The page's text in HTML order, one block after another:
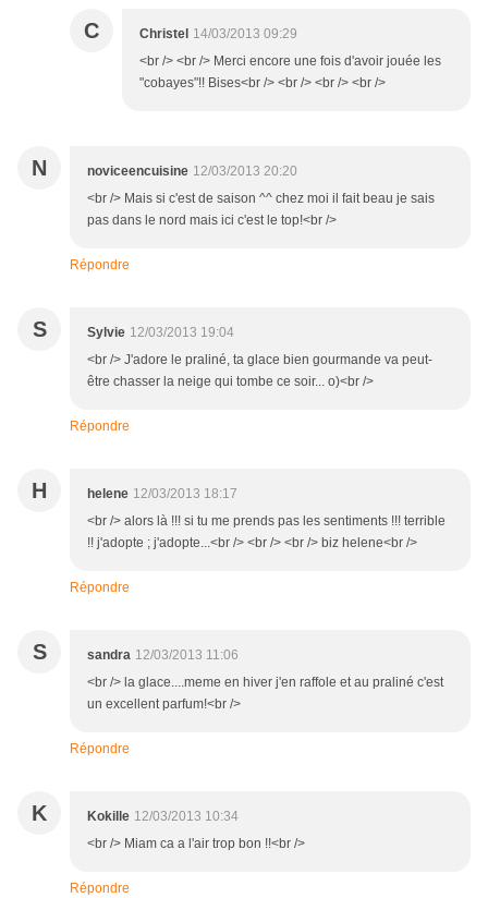
C Christel 14/03/2013 09:29
<br /> <br /> Merci encore une fois d'avoir jouée les
"cobayes"!! Bises<br /> <br /> <br /> <br />
N noviceencuisine 12/03/2013 20:20
<br /> Mais si c'est de saison ^^ chez moi il fait beau je sais
pas dans le nord mais ici c'est le top!<br />
Répondre
S Sylvie 12/03/2013 19:04
<br /> J'adore le praliné, ta glace bien gourmande va peut-
être chasser la neige qui tombe ce soir... o)<br />
Répondre
H helene 12/03/2013 18:17
<br /> alors là !!! si tu me prends pas les sentiments !!! terrible
!! j'adopte ; j'adopte...<br /> <br /> <br /> biz helene<br />
Répondre
S sandra 12/03/2013 11:06
<br /> la glace....meme en hiver j'en raffole et au praliné c'est
un excellent parfum!<br />
Répondre
K Kokille 12/03/2013 10:34
<br /> Miam ca a l'air trop bon !!<br />
Répondre